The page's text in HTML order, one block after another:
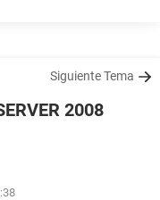
Siguiente Tema
2008